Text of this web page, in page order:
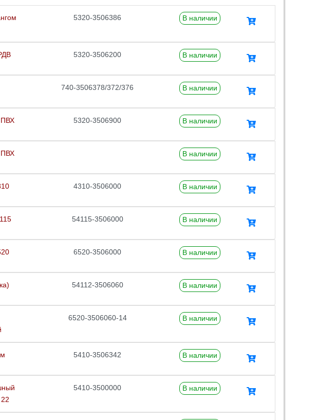
5320-3506386 В наличии
5320-3506200 В наличии
740-3506378/372/376 В наличии
ПВХ 5320-3506900 В наличии
ПВХ В наличии
4310-3506000 В наличии
54115-3506000 В наличии
6520-3506000 В наличии
54112-3506060 В наличии
6520-3506060-14 В наличии
5410-3506342 В наличии
5410-3500000 В наличии